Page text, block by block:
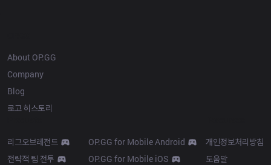
About OP.GG
Company
Blog
로고 히스토리
리그오브레전드
전략적 팀 전투
OP.GG for Mobile Android
OP.GG for Mobile iOS
개인정보처리방침
도움말